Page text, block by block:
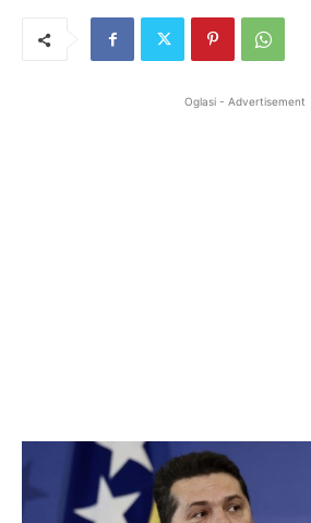
Oglasi - Advertisement